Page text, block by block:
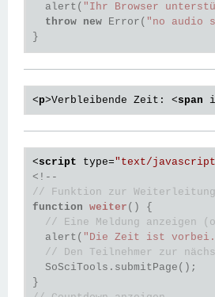
  alert(
"Ihr Browser
throw new Error( "no audio
}
var buttonStart =
var recordRTC;
    buttonStart.disabled =
    buttonStop.disabled =
  }
function stopRecording
if (recordRTC) {
// You may want to
<p>Verbleibende Zeit: <span
<script type="text/
// Funktion zur Weiterleitung
function weiter ()
{
// Eine Meldung anzeigen
  alert(
"Die Zeit ist
// Den Teilnehmer zur
  SoSciTools.submitPage();